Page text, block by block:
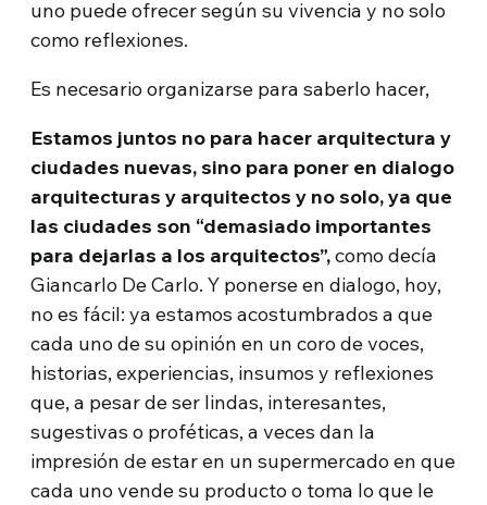
uno puede ofrecer según su vivencia y no solo
como reflexiones.
Es necesario organizarse para saberlo hacer,
Estamos juntos no para hacer arquitectura y
ciudades nuevas, sino para poner en dialogo
arquitecturas y arquitectos y no solo, ya que
las ciudades son “demasiado importantes
para dejarlas a los arquitectos”,como decía
Giancarlo De Carlo. Y ponerse en dialogo, hoy,
no es fácil: ya estamos acostumbrados a que
cada uno de su opinión en un coro de voces,
historias, experiencias, insumos y reflexiones
que, a pesar de ser lindas, interesantes,
sugestivas o proféticas, a veces dan la
impresión de estar en un supermercado en que
cada uno vende su producto o toma lo que le